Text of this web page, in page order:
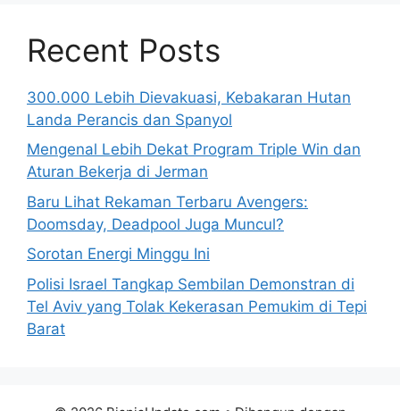
Recent Posts
300.000 Lebih Dievakuasi, Kebakaran Hutan
Landa Perancis dan Spanyol
Mengenal Lebih Dekat Program Triple Win dan
Aturan Bekerja di Jerman
Baru Lihat Rekaman Terbaru Avengers:
Doomsday, Deadpool Juga Muncul?
Sorotan Energi Minggu Ini
Polisi Israel Tangkap Sembilan Demonstran di
Tel Aviv yang Tolak Kekerasan Pemukim di Tepi
Barat